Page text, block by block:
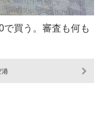
で買う。審査も何も
港